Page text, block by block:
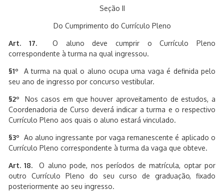
Seção II
Do Cumprimento do Currículo Pleno
Art. 17. O aluno deve cumprir o Currículo Pleno
correspondente à turma na qual ingressou.
§1º A turma na qual o aluno ocupa uma vaga é definida pelo
seu ano de ingresso por concurso vestibular.
§2ºNos casos em que houver aproveitamento de estudos, a
Coordenadoria de Curso deverá indicar a turma e o respectivo
Currículo Pleno aos quais o aluno estará vinculado.
§3º Ao aluno ingressante por vaga remanescente é aplicado o
Currículo Pleno correspondente à turma da vaga que obteve.
Art. 18.O aluno pode, nos períodos de matrícula, optar por
outro Currículo Pleno do seu curso de graduação, fixado
posteriormente ao seu ingresso.